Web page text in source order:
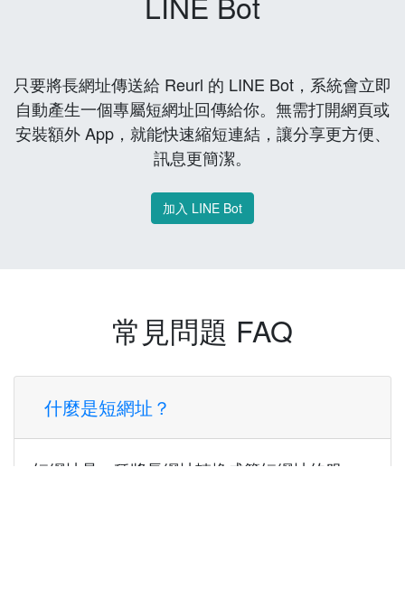
只要將長網址傳送給 Reurl 的 LINE Bot，系統會立即
自動產生一個專屬短網址回傳給你。無需打開網頁或
安裝額外 App，就能快速縮短連結，讓分享更方便、
訊息更簡潔。
加入 LINE Bot
常見問題 FAQ
什麼是短網址？
短網址是一種將長網址轉換成簡短網址的服